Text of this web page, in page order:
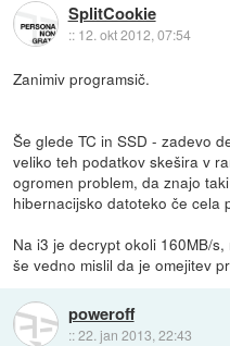
SplitCookie
:: 12. okt 2012, 07:54
Zanimiv programsič.
Še glede TC in SSD - zadevo
veliko teh podatkov skešira v
ogromen problem, da znajo
hibernacijsko datoteko če cela
Na i3 je decrypt okoli 160MB/
še vedno mislil da je omejitev
poweroff
::22. jan 2013, 22:43